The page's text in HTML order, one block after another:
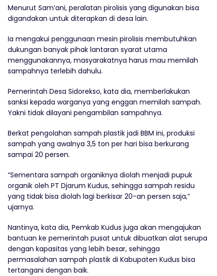
Menurut Sam’ani, peralatan pirolisis yang digunakan bisa
digandakan untuk diterapkan di desa lain.
Ia mengakui penggunaan mesin pirolisis membutuhkan
dukungan banyak pihak lantaran syarat utama
menggunakannya, masyarakatnya harus mau memilah
sampahnya terlebih dahulu.
Pemerintah Desa Sidorekso, kata dia, memberlakukan
sanksi kepada warganya yang enggan memilah sampah.
Yakni tidak dilayani pengambilan sampahnya.
Berkat pengolahan sampah plastik jadi BBM ini, produksi
sampah yang awalnya 3,5 ton per hari bisa berkurang
sampai 20 persen.
“Sementara sampah organiknya diolah menjadi pupuk
organik oleh PT Djarum Kudus, sehingga sampah residu
yang tidak bisa diolah lagi berkisar 20-an persen saja,”
ujarnya.
Nantinya, kata dia, Pemkab Kudus juga akan mengajukan
bantuan ke pemerintah pusat untuk dibuatkan alat serupa
dengan kapasitas yang lebih besar, sehingga
permasalahan sampah plastik di Kabupaten Kudus bisa
tertangani dengan baik.